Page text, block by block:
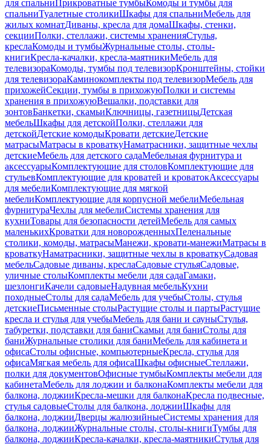
для спальниПрикроватные тумбыКомоды и тумбы для
спальниТуалетные столикиШкафы для спальниМебель для
жилых комнатДиваны, кресла для домаШкафы, стенки,
секцииПолки, стеллажи, системы храненияСтулья,
креслаКомоды и тумбыЖурнальные столы, столы-
книгиКресла-качалки, кресла-маятникиМебель для
телевизораКомоды, тумбы под телевизорКронштейны, стойки
для телевизораКаминокомплекты под телевизорМебель для
прихожейСекции, тумбы в прихожуюПолки и системы
хранения в прихожуюВешалки, подставки для
зонтовБанкетки, скамьиКлючницы, газетницыДетская
мебельШкафы для детскойПолки, стеллажи для
детскойДетские комодыКровати детскиеДетские
матрасыМатрасы в кроваткуНаматрасники, защитные чехлы
детскиеМебель для детского садаМебельная фурнитура и
аксессуарыКомплектующие для столовКомплектующие для
стульевКомплектующие для кроватей и кроватокАксессуары
для мебелиКомплектующие для мягкой
мебелиКомплектующие для корпусной мебелиМебельная
фурнитураЧехлы для мебелиСистемы хранения для
кухниТовары для безопасности детейМебель для самых
маленькихКроватки для новорожденныхПеленальные
столики, комоды, матрасыМанежи, кровати-манежиМатрасы в
кроваткуНаматрасники, защитные чехлы в кроваткуСадовая
мебельСадовые диваны, креслаСадовые стульяСадовые,
уличные столыКомплекты мебели для садаГамаки,
шезлонгиКачели садовыеНадувная мебельКухни
походныеСтолы для садаМебель для учебыСтолы, стулья
детскиеПисьменные столыРастущие столы и партыРастущие
кресла и стулья для учебыМебель для бани и сауныСтулья,
табуретки, подставки для баниСкамьи для баниСтолы для
баниЖурнальные столики для баниМебель для кабинета и
офисаСтолы офисные, компьютерныеКресла, стулья для
офисаМягкая мебель для офисаШкафы офисныеСтеллажи,
полки для документовОфисные тумбыКомплекты мебели для
кабинетаМебель для лоджии и балконаКомплекты мебели для
балкона, лоджииКресла-мешки для балконаКресла подвесные,
стулья садовыеСтолы для балкона, лоджииШкафы для
балкона, лоджииДверцы жалюзийныеСистемы хранения для
балкона, лоджииЖурнальные столы, столы-книгиТумбы для
балкона, лоджииКресла-качалки, кресла-маятникиСтулья для